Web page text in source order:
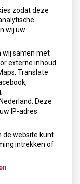
zodat deze
wij uw
wij samen met
externe inhoud
Translate
Deze
IP-adres
de website kunt
intrekken of